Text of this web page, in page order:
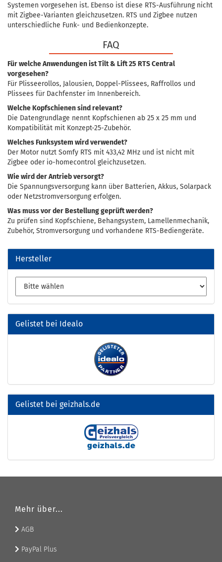
Systemen vorgesehen ist. Ebenso ist diese RTS-Ausführung nicht
mit Zigbee-Varianten gleichzusetzen. RTS und Zigbee nutzen
unterschiedliche Funk- und Bedienkonzepte.
FAQ
Für welche Anwendungen ist Tilt & Lift 25 RTS Central
vorgesehen?
Für Plisseerollos, Jalousien, Doppel-Plissees, Raffrollos und
Plissees für Dachfenster im Innenbereich.
Welche Kopfschienen sind relevant?
Die Datengrundlage nennt Kopfschienen ab 25 x 25 mm und
Kompatibilität mit Konzept-25-Zubehör.
Welches Funksystem wird verwendet?
Der Motor nutzt Somfy RTS mit 433,42 MHz und ist nicht mit
Zigbee oder io-homecontrol gleichzusetzen.
Wie wird der Antrieb versorgt?
Die Spannungsversorgung kann über Batterien, Akkus, Solarpack
oder Netzstromversorgung erfolgen.
Was muss vor der Bestellung geprüft werden?
Zu prüfen sind Kopfschiene, Behangsystem, Lamellenmechanik,
Zubehör, Stromversorgung und vorhandene RTS-Bediengeräte.
Hersteller
Gelistet bei Idealo
Gelistet bei geizhals.de
Mehr über...
AGB
PayPal Plus